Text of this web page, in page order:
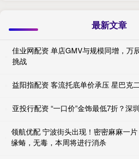
最新文章
佳业网配资 单店GMV与规模同增，万
挑战
益阳指配资 客流托底单价承压 星巴克
亚投行配资 “一口价”金饰最低7折？深
领航优配 宁波街头出现！密密麻麻一
缘蝽，无毒，本周将进行消杀